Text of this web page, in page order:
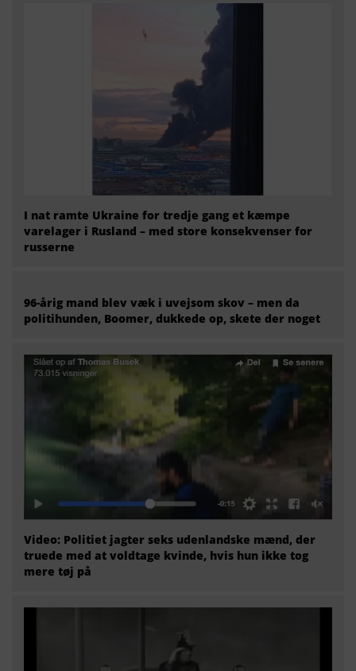
I nat ramte Ukraine for tredje gang et kæmpe
varelager i Rusland – med store konsekvenser for
russerne
96-årig mand blev væk i uvejsom skov – men da
politihunden, Boomer, dukkede op, skete der noget
Video: Politiet jagter seks udenlandske mænd, der
truede med at voldtage kvinde, hvis hun ikke tog
mere tøj på